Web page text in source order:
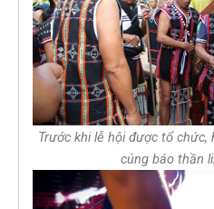
Trước khi lễ hội được tổ
cúng báo thần